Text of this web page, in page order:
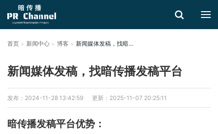
首页 新闻中心 博客 新闻媒体发稿，找暗传播发稿平台
新闻媒体发稿，找暗传播发稿平台
发布：2024-11-28 13:42:59 更新：2025-11-07 20:25:11
暗传播发稿平台优势：